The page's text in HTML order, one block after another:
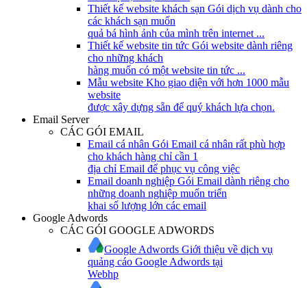
Thiết kế website khách sạn Gói dịch vụ dành cho
các khách sạn muốn
quả bá hình ảnh của mình trên internet ...
Thiết kế website tin tức Gói website dành riêng
cho những khách
hàng muốn có một website tin tức ...
Mẫu website Kho giao diện với hơn 1000 mẫu
website
được xây dựng sẵn để quý khách lựa chọn.
Email Server
CÁC GÓI EMAIL
Email cá nhân Gói Email cá nhân rất phù hợp
cho khách hàng chỉ cần 1
địa chỉ Email để phục vụ công việc
Email doanh nghiệp Gói Email dành riêng cho
những doanh nghiệp muốn triển
khai số lượng lớn các email
Google Adwords
CÁC GÓI GOOGLE ADWORDS
Google Adwords Giới thiệu về dịch vụ
quảng cáo Google Adwords tại
Webhp